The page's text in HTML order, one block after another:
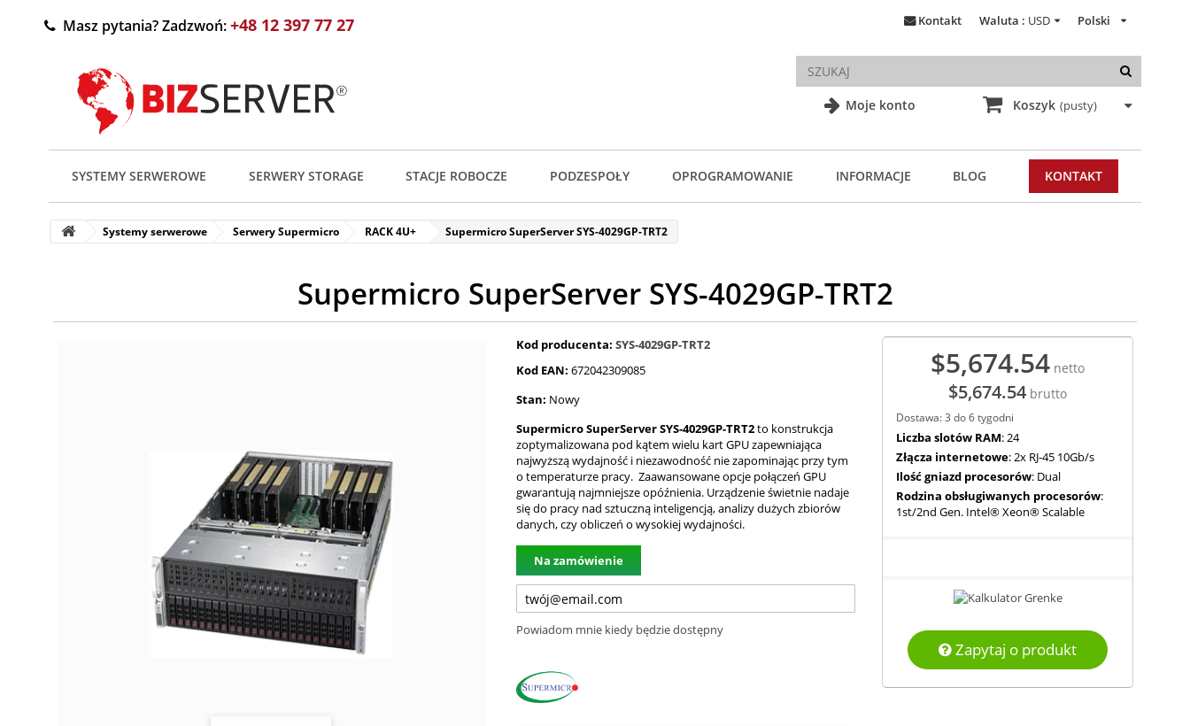
Moje konto
Polski
Waluta : USD
Kontakt
Masz pytania? Zadzwoń:+48 12 397 77 27
Koszyk (pusty)
SYSTEMY SERWEROWE SERWERY STORAGE STACJE ROBOCZE PODZESPOŁY OPROGRAMOWANIE INFORMACJE BLOG KONTAKT
Systemy serwerowe Serwery Supermicro RACK 4U+ Supermicro SuperServer SYS-4029GP-TRT2
Supermicro SuperServer SYS-4029GP-TRT2
Kod producenta: SYS-4029GP-TRT2
Kod EAN: 672042309085
Stan: Nowy
Supermicro SuperServer SYS-4029GP-TRT2to konstrukcja
zoptymalizowana pod kątem wielu kart GPU zapewniająca
najwyższą wydajność i niezawodność nie zapominając przy tym
o temperaturze pracy. Zaawansowane opcje połączeń GPU
gwarantują najmniejsze opóźnienia. Urządzenie świetnie nadaje
się do pracy nad sztuczną inteligencją, analizy dużych zbiorów
danych, czy obliczeń o wysokiej wydajności.
Na zamówienie
Powiadom mnie kiedy będzie dostępny
$5,674.54 netto
$5,674.54 brutto
Dostawa: 3 do 6 tygodni
Liczba slotów RAM: 24
Złącza internetowe: 2x RJ-45 10Gb/s
Ilość gniazd procesorów: Dual
Rodzina obsługiwanych procesorów:
1st/2nd Gen. Intel® Xeon® Scalable
Zapytaj o produkt